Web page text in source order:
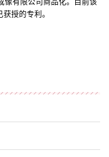
授的专利。